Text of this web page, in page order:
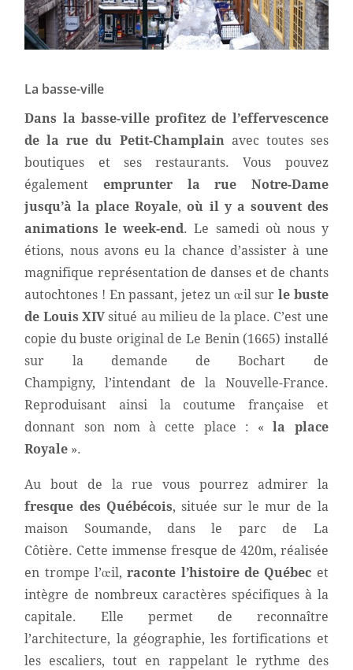
La basse-ville
Dans la basse-ville profitez de l’effervescence
de la rue du Petit-Champlain avec toutes ses
boutiques et ses restaurants. Vous pouvez
également emprunter
la rue Notre-Dame
jusqu’à la place Royale,où il y a souvent des
animations le week-end . Le samedi où nous y
étions, nous avons eu la chance d’assister à une
magnifique représentation de danses et de chants
autochtones ! En passant, jetez un œil sur le buste
de Louis XIVsitué au milieu de la place. C’est une
copie du buste original de Le Benin (1665) installé
sur la demande de Bochart de
Champigny, l’intendant de la Nouvelle-France.
Reproduisant ainsi la coutume française et
donnant son nom à cette place : «la place
Royale ».
Au bout de la rue vous pourrez admirer la
fresque des Québécois, située sur le mur de la
maison Soumande, dans le parc de La
Côtière. Cette immense fresque de 420m, réalisée
en trompe l’œil,raconte l’histoire de Québec et
intègre de nombreux caractères spécifiques à la
capitale. Elle permet de reconnaître
l’architecture, la géographie, les fortifications et
les escaliers, tout en rappelant le rythme des